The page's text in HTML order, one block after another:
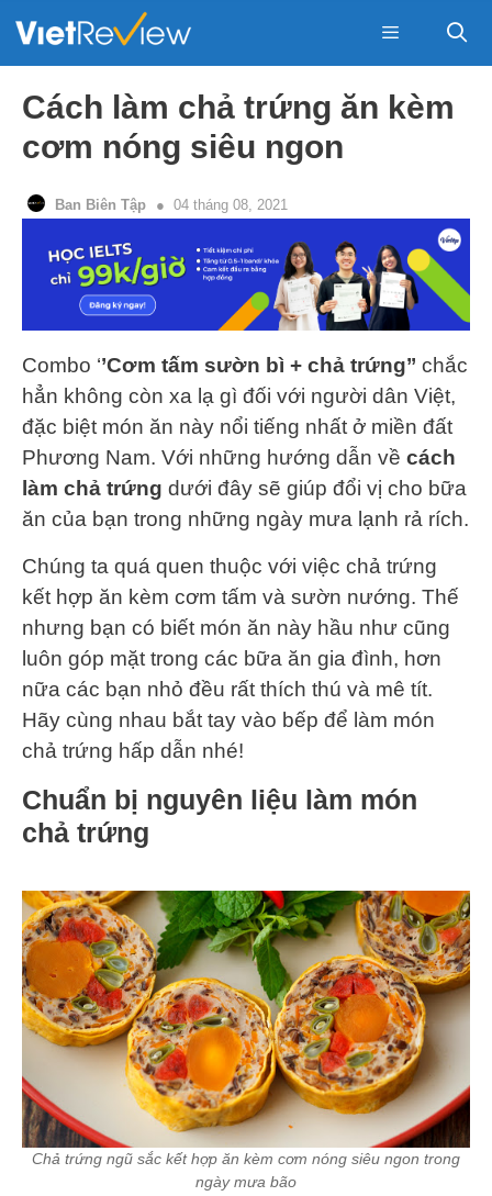
Menu
Cách làm chả trứng ăn kèm
cơm nóng siêu ngon
Ban Biên Tập 04 tháng 08, 2021
Combo ‘’Cơm tấm sườn bì + chả trứng’’ chắc
hẳn không còn xa lạ gì đối với người dân Việt,
đặc biệt món ăn này nổi tiếng nhất ở miền đất
Phương Nam. Với những hướng dẫn về cách
làm chả trứng dưới đây sẽ giúp đổi vị cho bữa
ăn của bạn trong những ngày mưa lạnh rả rích.
Chúng ta quá quen thuộc với việc chả trứng
kết hợp ăn kèm cơm tấm và sườn nướng. Thế
nhưng bạn có biết món ăn này hầu như cũng
luôn góp mặt trong các bữa ăn gia đình, hơn
nữa các bạn nhỏ đều rất thích thú và mê tít.
Hãy cùng nhau bắt tay vào bếp để làm món
chả trứng hấp dẫn nhé!
Chuẩn bị nguyên liệu làm món
chả trứng
Chả trứng ngũ sắc kết hợp ăn kèm cơm nóng siêu ngon trong
ngày mưa bão